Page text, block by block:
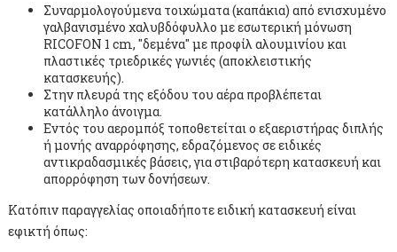
Συναρμολογούμενα τοιχώματα (καπάκια) από ενισχυμένο
γαλβανισμένο χαλυβδόφυλλο με εσωτερική μόνωση
RICOFON 1 cm, "δεμένα" με προφίλ αλουμινίου και
πλαστικές τριεδρικές γωνιές (αποκλειστικής
κατασκευής).
Στην πλευρά της εξόδου του αέρα προβλέπεται
κατάλληλο άνοιγμα.
Εντός του αερομπόξ τοποθετείται ο εξαεριστήρας διπλής
ή μονής αναρρόφησης, εδραζόμενος σε ειδικές
αντικραδασμικές βάσεις, για στιβαρότερη κατασκευή και
απορρόφηση των δονήσεων.
Κατόπιν παραγγελίας οποιαδήποτε ειδική κατασκευή είναι
εφικτή όπως: